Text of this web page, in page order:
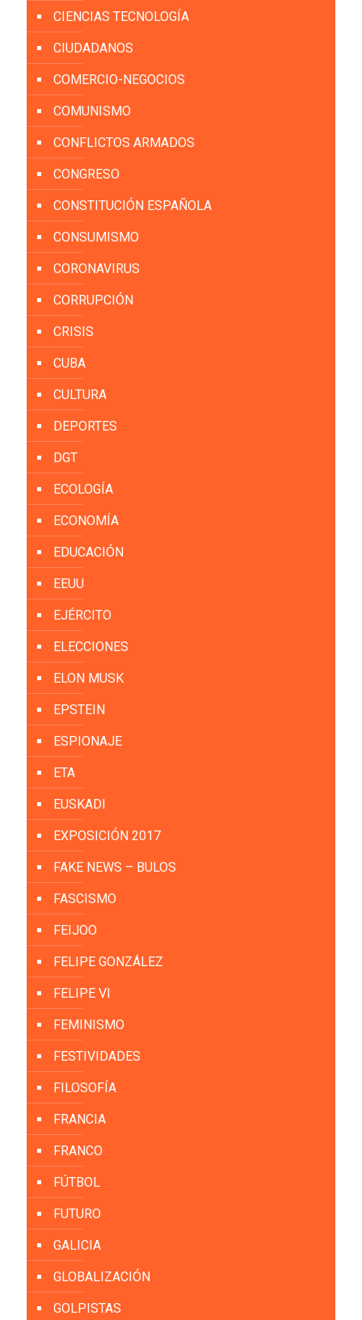
CIENCIAS TECNOLOGÍA
CIUDADANOS
COMERCIO-NEGOCIOS
COMUNISMO
CONFLICTOS ARMADOS
CONGRESO
CONSTITUCIÓN ESPAÑOLA
CONSUMISMO
CORONAVIRUS
CORRUPCIÓN
CRISIS
CUBA
CULTURA
DEPORTES
DGT
ECOLOGÍA
ECONOMÍA
EDUCACIÓN
EEUU
EJÉRCITO
ELECCIONES
ELON MUSK
EPSTEIN
ESPIONAJE
ETA
EUSKADI
EXPOSICIÓN 2017
FAKE NEWS – BULOS
FASCISMO
FEIJOO
FELIPE GONZÁLEZ
FELIPE VI
FEMINISMO
FESTIVIDADES
FILOSOFÍA
FRANCIA
FRANCO
FÚTBOL
FUTURO
GALICIA
GLOBALIZACIÓN
GOLPISTAS